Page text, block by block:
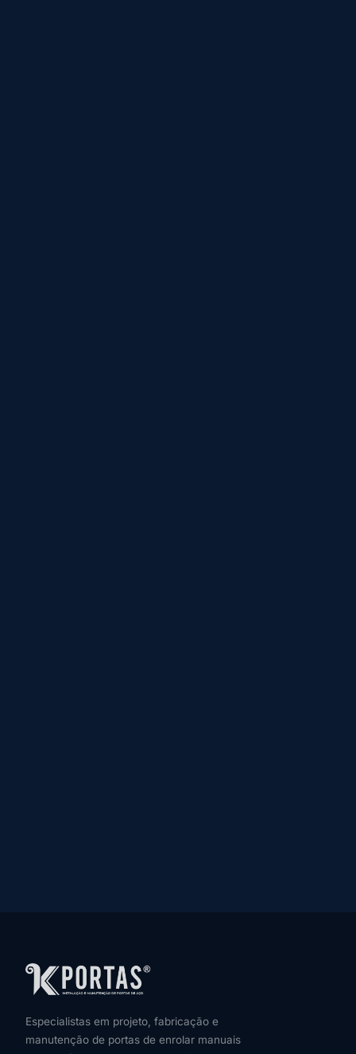
Especialistas em projeto, fabricação e
manutenção de portas de enrolar manuais